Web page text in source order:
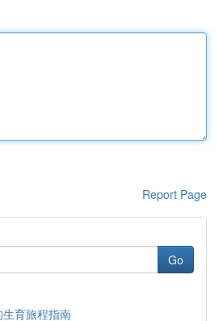
Report Page
Go
育旅程指南